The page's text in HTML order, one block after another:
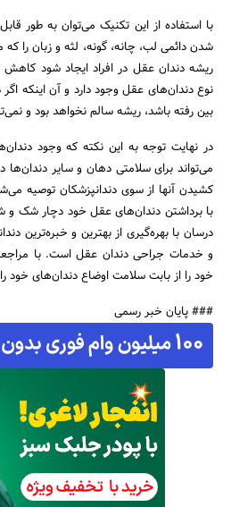
با استفاده از این تکنیک می‌توان به طور
شدن دائمی لب، چانه، گونه، لثه و زبان را
ریشه دندان عقل در افراد ایجاد شود
نوع دندان‌های عقل وجود دارد و آن اینکه
بین رفته باشد، ریشه سالم نخواهد بود و
در نهایت توجه به این نکته که وجود
می‌تواند برای سلامتی دهان و سایر دندان‌ها
کشیدن آنها از سوی دندانپزشکان توصیه
با برداشتن دندان‌های عقل خود دچار شک و
درسان با بهره‌گیری از بهترین و خبره‌ترین
و خدمات جراحی دندان عقل است. با
خود را از بابت سلامت اوضاع دندان‌های خود
### پایان خبر رسمی